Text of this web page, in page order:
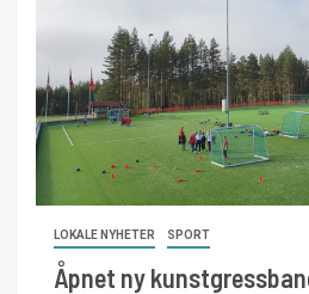
LOKALE NYHETER SPORT
Åpnet ny